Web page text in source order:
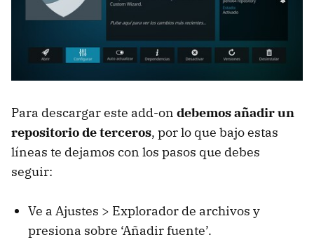
Para descargar este add-on debemos añadir un
repositorio de terceros, por lo que bajo estas
líneas te dejamos con los pasos que debes
seguir:
Ve a Ajustes > Explorador de archivos y
presiona sobre ‘Añadir fuente’.